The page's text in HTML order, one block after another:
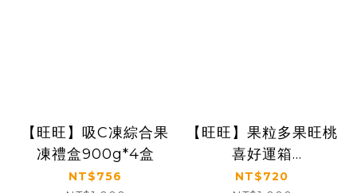
【旺旺】吸C凍綜合果
凍禮盒900g*4盒
NT$756
【旺旺】果粒多果旺桃
喜好運箱
2500ml(250ml*10
NT$720